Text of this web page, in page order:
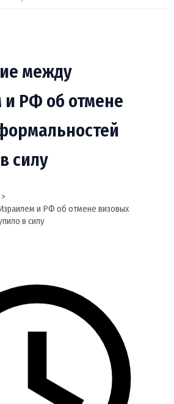
между
и РФ об отмене
силу
и РФ об отмене визовых
в силу